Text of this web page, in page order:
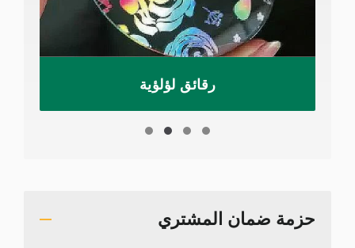
رقائق لؤلؤية
حزمة ضمان المشتري